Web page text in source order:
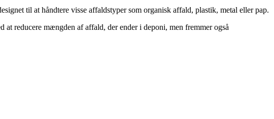
til at håndtere visse affaldstyper som organisk affald, plastik, metal eller pap.
reducere mængden af affald, der ender i deponi, men fremmer også